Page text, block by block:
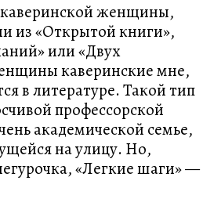
женщины,
из «Открытой книги»,
или «Двух
каверинские мне,
в литературе. Такой тип
профессорской
академической семье,
на улицу. Но,
«Легкие шаги» —